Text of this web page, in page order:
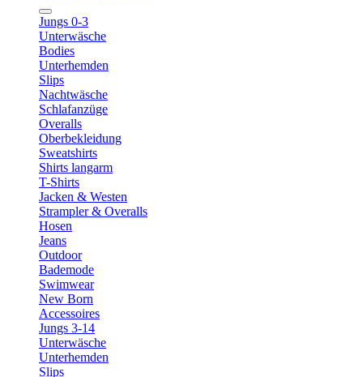
Jungs 0-3
Unterwäsche
Bodies
Unterhemden
Slips
Nachtwäsche
Schlafanzüge
Overalls
Oberbekleidung
Sweatshirts
Shirts langarm
T-Shirts
Jacken & Westen
Strampler & Overalls
Hosen
Jeans
Outdoor
Bademode
Swimwear
New Born
Accessoires
Jungs 3-14
Unterwäsche
Unterhemden
Slips